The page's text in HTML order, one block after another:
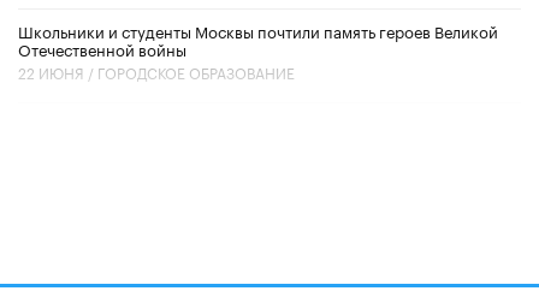
Школьники и студенты Москвы почтили память героев Великой
Отечественной войны
22 ИЮНЯ / ГОРОДСКОЕ ОБРАЗОВАНИЕ